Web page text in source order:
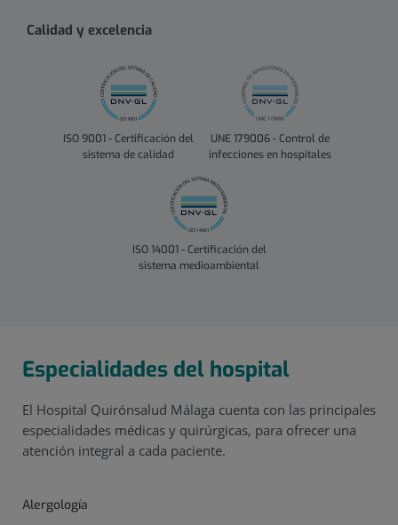
Calidad y excelencia
ISO 9001 - Certificación del
sistema de calidad
UNE 179006 - Control de
infecciones en hospitales
ISO 14001 - Certificación del
sistema medioambiental
Especialidades del hospital
El Hospital Quirónsalud Málaga cuenta con las principales
especialidades médicas y quirúrgicas, para ofrecer una
atención integral a cada paciente.
Alergología